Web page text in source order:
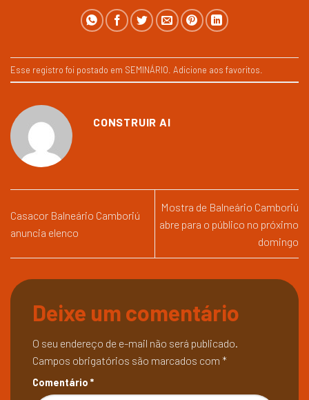
Esse registro foi postado em SEMINÁRIO Adicione aos favoritos
CONSTRUIR AI
Casacor Balneário Camboriú
anuncia elenco
Mostra de Balneário Camboriú
abre para o público no próximo
domingo
Deixe um comentário
O seu endereço de e-mail não será publicado.
Campos obrigatórios são marcados com *
Comentário *